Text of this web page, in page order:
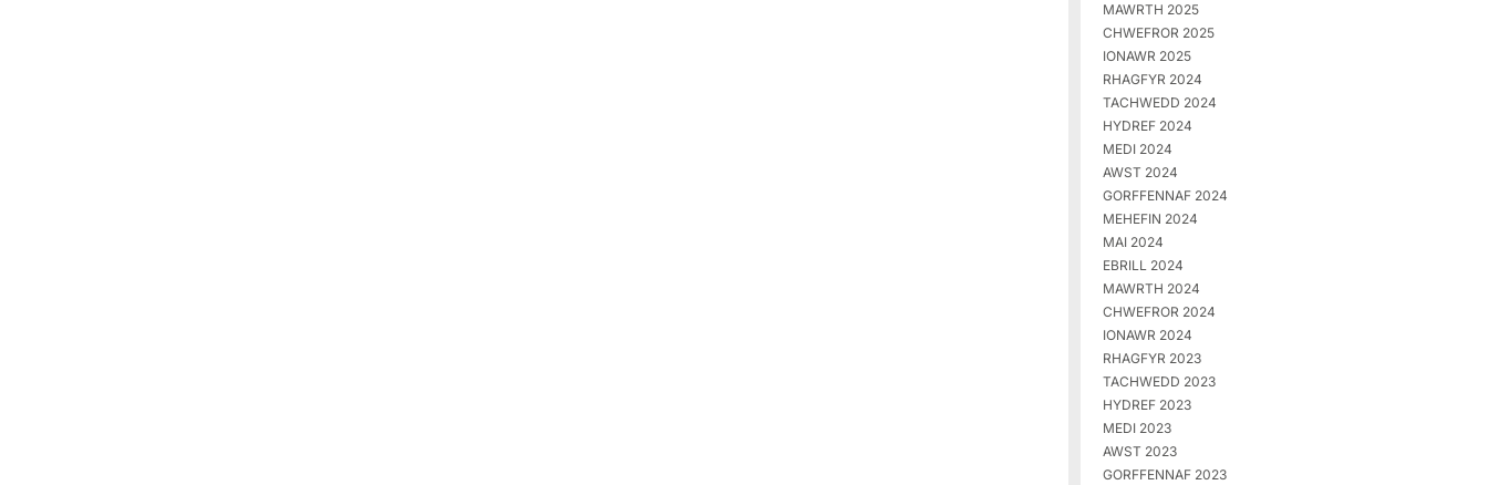
MAWRTH 2025
CHWEFROR 2025
IONAWR 2025
RHAGFYR 2024
TACHWEDD 2024
HYDREF 2024
MEDI 2024
AWST 2024
GORFFENNAF 2024
MEHEFIN 2024
MAI 2024
EBRILL 2024
MAWRTH 2024
CHWEFROR 2024
IONAWR 2024
RHAGFYR 2023
TACHWEDD 2023
HYDREF 2023
MEDI 2023
AWST 2023
GORFFENNAF 2023